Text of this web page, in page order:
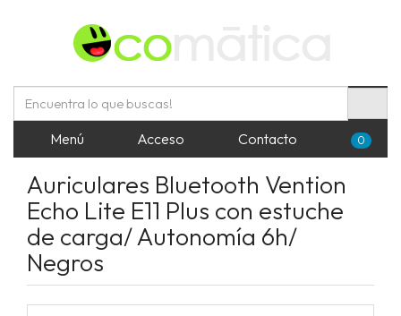
Menú Acceso Contacto 0
Auriculares Bluetooth Vention
Echo Lite E11 Plus con estuche
de carga/ Autonomía 6h/
Negros